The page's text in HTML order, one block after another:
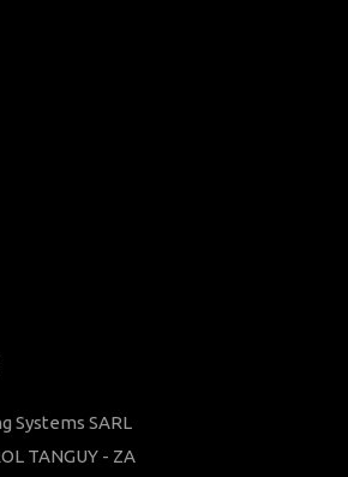
Systems SARL
TANGUY - ZA